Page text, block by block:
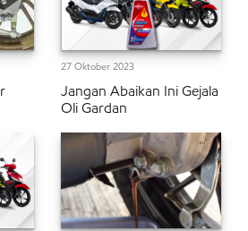
27 Oktober 2023
Jangan Abaikan Ini Gejala
Oli Gardan